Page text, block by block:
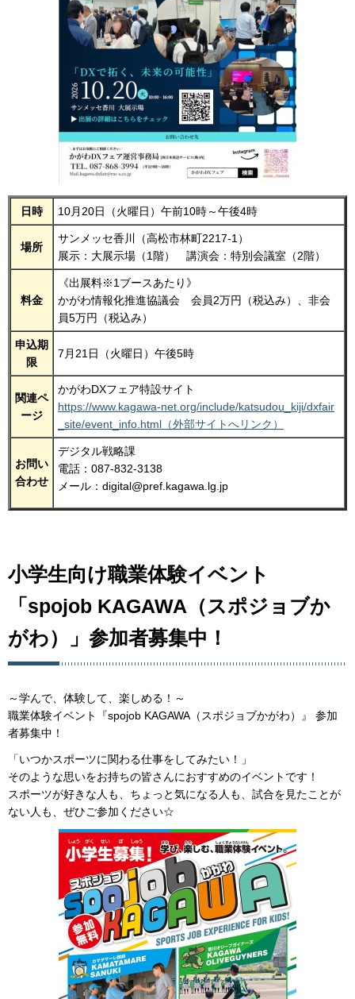
日時 10月20日（火曜日）午前10時～午後4時
場所
サンメッセ香川（高松市林町2217-1）
展示：大展示場（1階） 講演会：特別会議室（2階）
料金
《出展料※1ブースあたり》
かがわ情報化推進協議会 会員2万円（税込み）、非会
員5万円（税込み）
申込期
限
7月21日（火曜日）午後5時
関連ペ
ージ
かがわDXフェア特設サイト
https://www.kagawa-net.org/include/katsudou_kiji/dxfair
_site/event_info.html（外部サイトへリンク）
お問い
合わせ
デジタル戦略課
電話：087-832-3138
メール：digital@pref.kagawa.lg.jp
小学生向け職業体験イベント
「spojob KAGAWA（スポジョブか
がわ）」参加者募集中！
～学んで、体験して、楽しめる！～
職業体験イベント『spojob KAGAWA（スポジョブかがわ）』 参加
者募集中！
「いつかスポーツに関わる仕事をしてみたい！」
そのような思いをお持ちの皆さんにおすすめのイベントです！
スポーツが好きな人も、ちょっと気になる人も、試合を見たことが
ない人も、ぜひご参加ください☆